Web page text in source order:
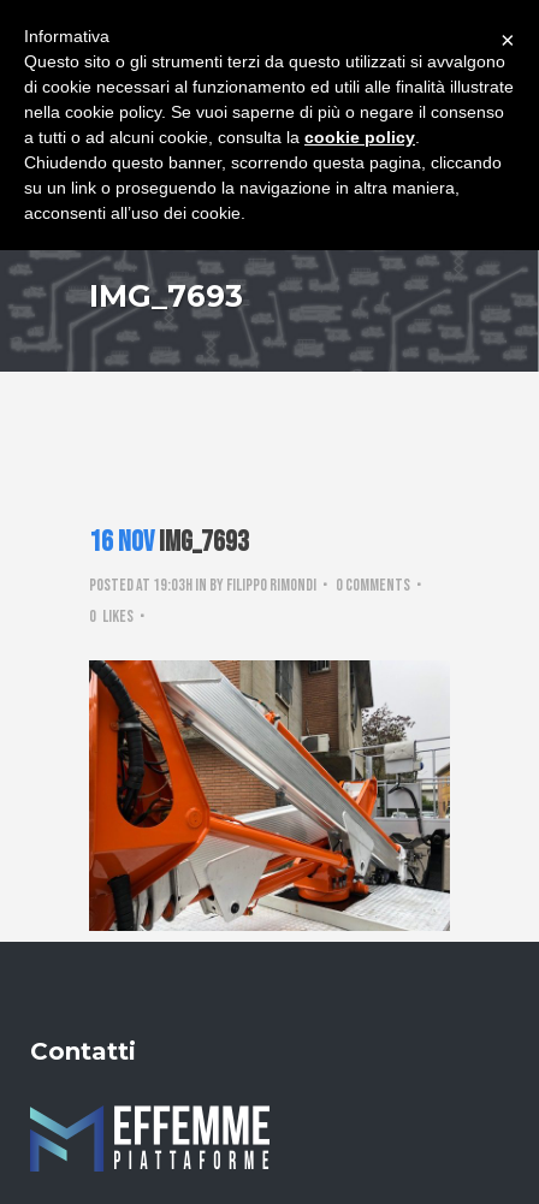
IMG_7693
16 NovIMG_7693
Posted at 19:03hin by Filippo Rimondi
0 Comments
0 Likes
Contatti
×
Informativa
Questo sito o gli strumenti terzi da questo utilizzati si avvalgono
di cookie necessari al funzionamento ed utili alle finalità illustrate
nella cookie policy. Se vuoi saperne di più o negare il consenso
a tutti o ad alcuni cookie, consulta la cookie policy
Chiudendo questo banner, scorrendo questa pagina, cliccando
su un link o proseguendo la navigazione in altra maniera,
acconsenti all’uso dei cookie.